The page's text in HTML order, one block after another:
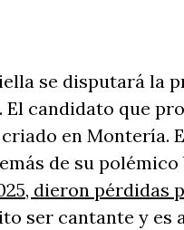
se disputará la
El candidato que
en Montería.
de su polémico
dieron pérdidas
ser cantante y es